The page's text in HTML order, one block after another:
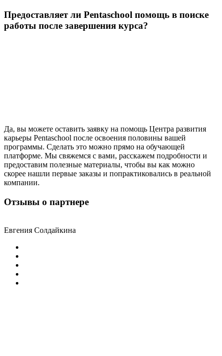
Предоставляет ли Pentaschool помощь в поиске
работы после завершения курса?
Да, вы можете оставить заявку на помощь Центра развития
карьеры Pentaschool после освоения половины вашей
программы. Сделать это можно прямо на обучающей
платформе. Мы свяжемся с вами, расскажем подробности и
предоставим полезные материалы, чтобы вы как можно
скорее нашли первые заказы и попрактиковались в реальной
компании.
Отзывы о партнере
Евгения Солдайкина